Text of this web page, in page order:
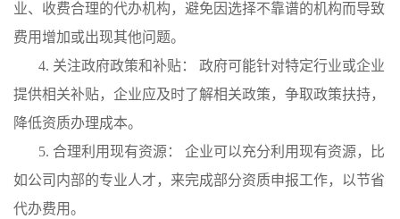
业、收费合理的代办机构，避免因选择不靠谱的机构而导致
费用增加或出现其他问题。
4. 关注政府政策和补贴： 政府可能针对特定行业或企业
提供相关补贴，企业应及时了解相关政策，争取政策扶持，
降低资质办理成本。
5. 合理利用现有资源： 企业可以充分利用现有资源，比
如公司内部的专业人才，来完成部分资质申报工作，以节省
代办费用。